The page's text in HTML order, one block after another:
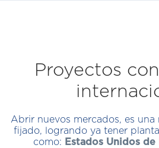
Proyectos
Abrir nuevos mercados, es una
fijado, logrando ya tener
como:
Estados Unidos